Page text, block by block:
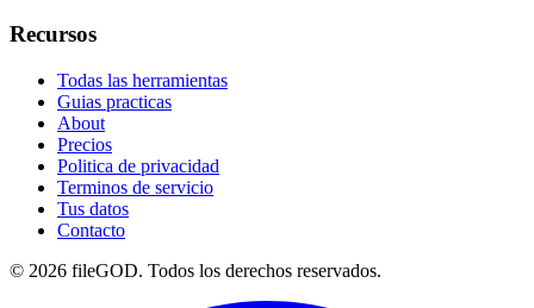
Recursos
Todas las herramientas
Guias practicas
About
Precios
Politica de privacidad
Terminos de servicio
Tus datos
Contacto
© 2026 fileGOD. Todos los derechos reservados.